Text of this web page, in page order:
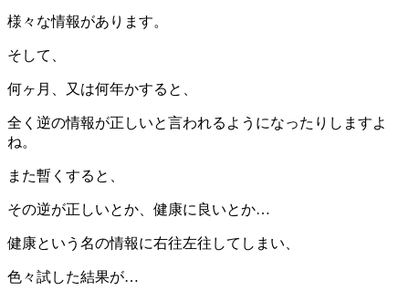
様々な情報があります。
そして、
何ヶ月、又は何年かすると、
全く逆の情報が正しいと言われるようになったりしますよ
ね。
また暫くすると、
その逆が正しいとか、健康に良いとか…
健康という名の情報に右往左往してしまい、
色々試した結果が…